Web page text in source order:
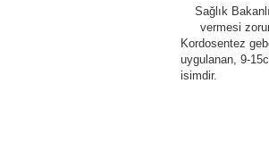
Sağlık
vermesi
Kordosentez
uygulanan, 9-
isimdir.